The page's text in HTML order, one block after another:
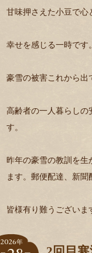
甘味押さえた小豆で心
幸せを感じる一時です。
豪雪の被害これから出
高齢者の一人暮らしの
す。
昨年の豪雪の教訓を生
ます。郵便配達、新聞
皆様有り難うございま
2026年